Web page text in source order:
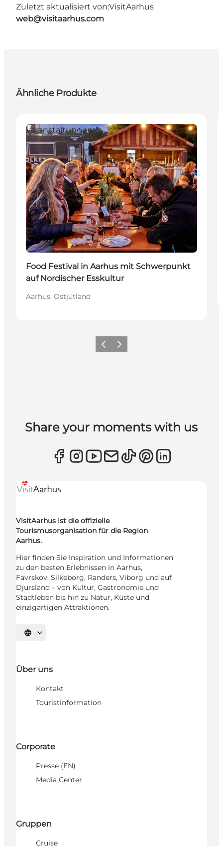
Zuletzt aktualisiert von:VisitAarhus
web@visitaarhus.com
Ähnliche Produkte
Veranstaltungen
Food Festival in Aarhus mit Schwerpunkt
auf Nordischer Esskultur
Aarhus, Ostjütland
ZurückWeiter
Share your moments with us
VisitAarhus ist die offizielle
Tourismusorganisation für die Region
Aarhus.
Hier finden Sie Inspiration und Informationen
zu den besten Erlebnissen in Aarhus,
Favrskov, Silkeborg, Randers, Viborg und auf
Djursland – von Kultur, Gastronomie und
Stadtleben bis hin zu Natur, Küste und
einzigartigen Attraktionen.
Sprache auswählen
Über uns
Kontakt
Touristinformation
Corporate
Presse (EN)
Media Center
Gruppen
Cruise